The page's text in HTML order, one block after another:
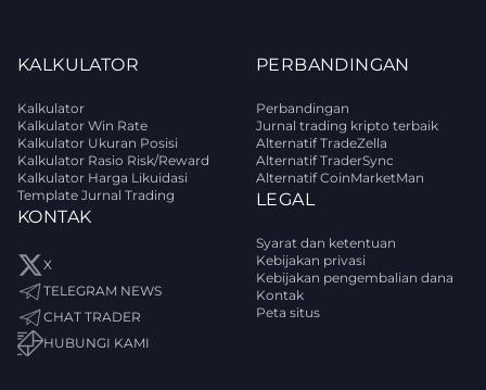
KALKULATOR
Kalkulator
Kalkulator Win Rate
Kalkulator Ukuran Posisi
Kalkulator Rasio Risk/Reward
Kalkulator Harga Likuidasi
Template Jurnal Trading
KONTAK
X
TELEGRAM NEWS
CHAT TRADER
HUBUNGI KAMI
PERBANDINGAN
Perbandingan
Jurnal trading kripto terbaik
Alternatif TradeZella
Alternatif TraderSync
Alternatif CoinMarketMan
LEGAL
Syarat dan ketentuan
Kebijakan privasi
Kebijakan pengembalian dana
Kontak
Peta situs